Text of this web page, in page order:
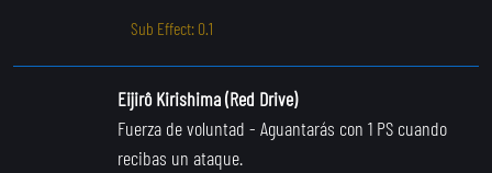
Sub Effect: 0.1
Eijirô Kirishima (Red Drive)
Fuerza de voluntad - Aguantarás con 1 PS cuando
recibas un ataque.